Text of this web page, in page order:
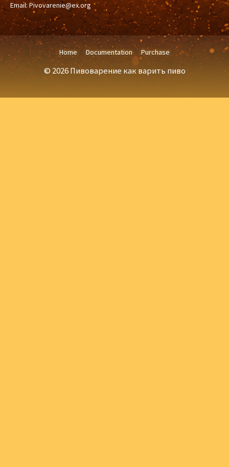
Email: Pivovarenie@ex.org
Home Documentation Purchase
© 2026 Пивоварение как варить пиво